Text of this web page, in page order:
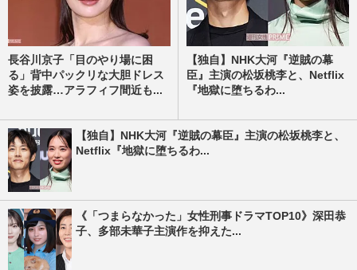
長谷川京子「目のやり場に困
る」背中パックリな大胆ドレス
姿を披露…アラフィフ間近も...
【独自】NHK大河『逆賊の幕
臣』主演の松坂桃李と、Netflix
『地獄に堕ちるわ...
【独自】NHK大河『逆賊の幕臣』主演の松坂桃李と、
Netflix『地獄に堕ちるわ...
《「つまらなかった」女性刑事ドラマTOP10》深田恭
子、多部未華子主演作を抑えた...